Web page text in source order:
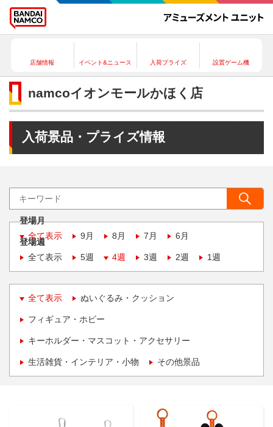
店舗情報 イベント&ニュース 入荷プライズ 設置ゲーム機
namcoイオンモールかほく店
入荷景品・プライズ情報
登場月
全て表示
9月 8月 7月 6月
登場週
全て表示
5週 4週 3週 2週 1週
全て表示 ぬいぐるみ・クッション
フィギュア・ホビー
キーホルダー・マスコット・アクセサリー
生活雑貨・インテリア・小物 その他景品